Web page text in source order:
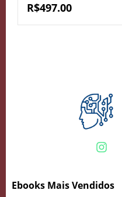
R$497.00
Ebooks Mais Vendidos
Crie seu Avatar